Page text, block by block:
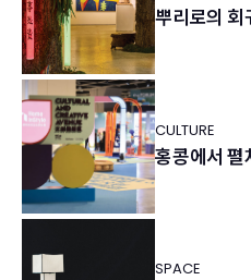
뿌리로의 회
CULTURE
홍콩에서 펼
SPACE